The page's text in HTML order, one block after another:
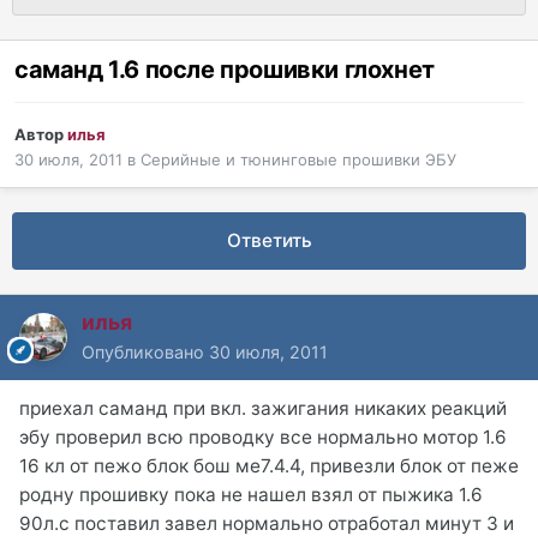
саманд 1.6 после прошивки глохнет
Авторилья
30 июля, 2011 в Серийные и тюнинговые прошивки ЭБУ
Ответить
илья
Опубликовано 30 июля, 2011
приехал саманд при вкл. зажигания никаких реакций
эбу проверил всю проводку все нормально мотор 1.6
16 кл от пежо блок бош ме7.4.4, привезли блок от пеже
родну прошивку пока не нашел взял от пыжика 1.6
90л.с поставил завел нормально отработал минут 3 и